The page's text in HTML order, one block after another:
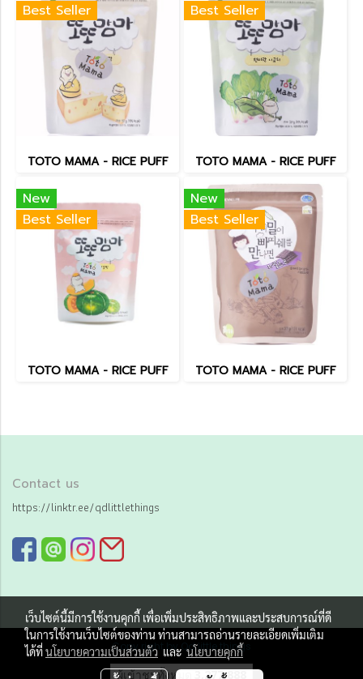
Best Seller
TOTO MAMA - RICE PUFF
Best Seller
TOTO MAMA - RICE PUFF
New
Best Seller
TOTO MAMA - RICE PUFF
New
Best Seller
TOTO MAMA - RICE PUFF
Contact us
https://linktr.ee/qdlittlethings
Copy right by Qd little things
ผู้เข้าชมทั้งหมด3,277,888
เว็บไซต์นี้มีการใช้งานคุกกี้ เพื่อเพิ่มประสิทธิภาพและประสบการณ์ที่ดี
ในการใช้งานเว็บไซต์ของท่าน ท่านสามารถอ่านรายละเอียดเพิ่มเติม
ได้ที่นโยบายความเป็นส่วนตัว และ นโยบายคุกกี้